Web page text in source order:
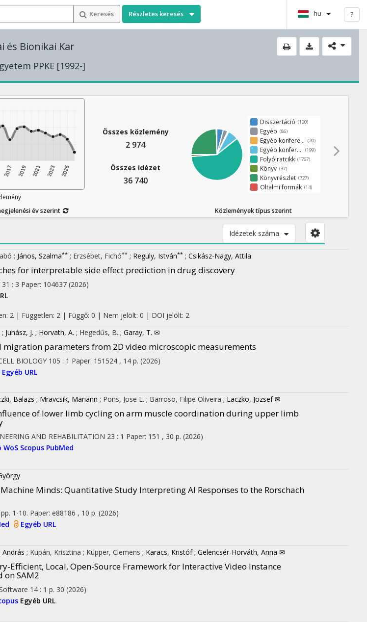
Keresés Részletes keresés hu ?
és Bionikai Kar
PPKE [1992-]
év szerint
Összes közlemény
2 974
Összes idézet
36 740
Disszertáció (120)
Egyéb (86)
Egyéb konferenciakötet (20)
Egyéb konferenciaközlemény (199)
Folyóiratcikk (1767)
Könyv (37)
Könyvrészlet (727)
Oltalmi formák (14)
Közlemények típus szerint
Idézetek száma
; János, Szalma** ; Erzsébet, Fichó** ; Reguly, István** ; Csikász-Nagy, Attila
for interpretable side effect prediction in drug discovery
31 : 3 Paper: 104637 (2026)
2| Független: 2 | Függő: 0 | Nem jelölt: 0 | DOI jelölt: 2
; Juhász, J. ; Horvath, A. ; Hegedűs, B. ; Garay, T. ✉
migration parameters from 2D video microscopic measurements
BIOLOGY 105 : 1 Paper: 151524 , 14 p. (2026)
Egyéb URL
Balazs ; Mravcsik, Mariann ; Pons, Jose L. ; Barroso, Filipe Oliveira ; Laczko, Jozsef ✉
of lower limb cycling on arm muscle coordination during upper limb
AND REHABILITATION 23 : 1 Paper: 151 , 30 p. (2026)
WoS Scopus PubMed
Minds: Quantitative Study Interpreting AI Responses to the Rorschach
pp. 1-10. Paper: e88186 , 10 p. (2026)
Egyéb URL
András ; Kupán, Krisztina ; Küpper, Clemens ; Karacs, Kristóf ; Gelencsér-Horváth, Anna ✉
Efficient, Local, Open-Source Framework for Interactive Video Instance
on SAM2
14 : 1 p. 30 (2026)
Egyéb URL